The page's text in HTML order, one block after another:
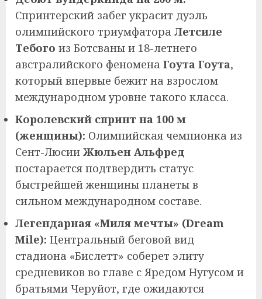
Спринтерский забег украсит дуэль
олимпийского триумфатора Летсиле
Тебого из Ботсваны и 18-летнего
австралийского феномена Гоута Гоута,
который впервые бежит на взрослом
международном уровне такого класса.
Королевский спринт на 100 м
(женщины): Олимпийская чемпионка из
Сент-Люсии Жюльен Альфред
постарается подтвердить статус
быстрейшей женщины планеты в
сильном международном составе.
Легендарная «Миля мечты» (Dream
Mile): Центральный беговой вид
стадиона «Бислетт» соберет элиту
средневиков во главе с Яредом Нугусом и
братьями Черуйот, где ожидаются